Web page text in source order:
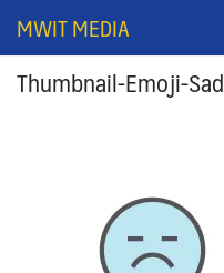
MWIT MEDIA
Thumbnail-Emoji-Sad